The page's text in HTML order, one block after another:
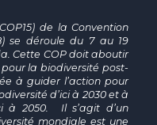
de la Convention
se déroule du 7 au 19
Cette COP doit aboutir
la biodiversité post-
à guider l’action pour
d’ici à 2030 et à
à 2050. Il s’agit d’un
mondiale est une